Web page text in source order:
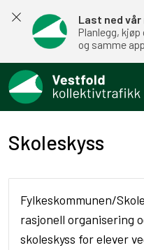
Last ned vår
Planlegg,
og samme app
Skoleskyss
Fylkeskommunen/
rasjonell organisering
skoleskyss for elever